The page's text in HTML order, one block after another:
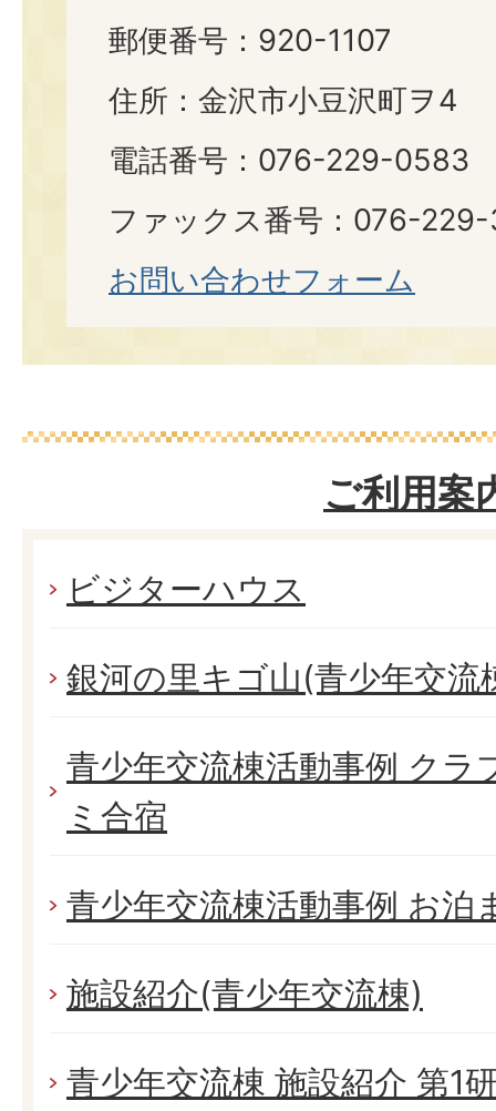
郵便番号：920-1107
住所：金沢市小豆沢町ヲ4
電話番号：076-229-0583
ファックス番号：076-
お問い合わせフォーム
ご利用案
ビジターハウス
銀河の里キゴ山(青少年交流
青少年交流棟活動事例 クラ
ミ合宿
青少年交流棟活動事例 お泊
施設紹介(青少年交流棟)
青少年交流棟 施設紹介 第1